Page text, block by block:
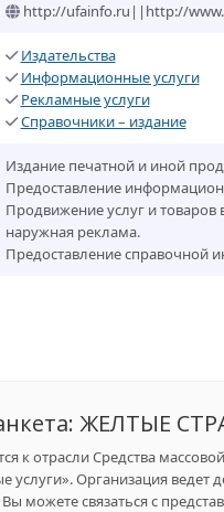
http://ufainfo.ru||http://
Издательства
Информационные услуги
Рекламные услуги
Справочники – издание
Издание печатной и иной
Предоставление
Продвижение услуг и товаров
наружная реклама.
Предоставление справочной
ЖЕЛТЫЕ
к отрасли Средства
Организация ведет
можете связаться с